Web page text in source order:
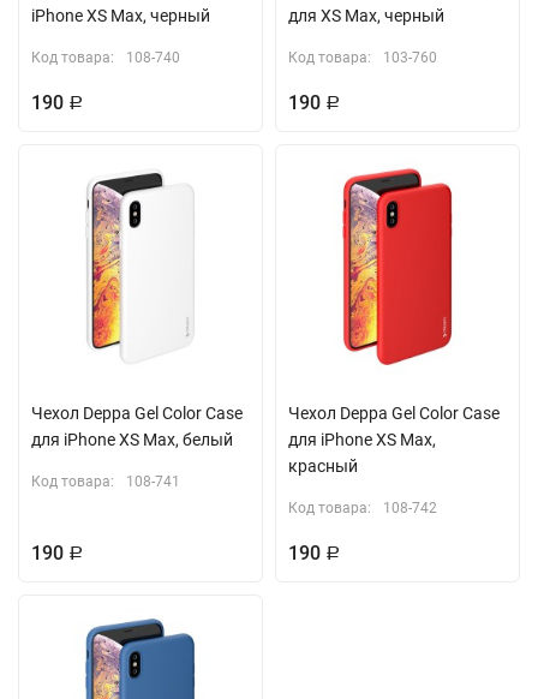
iPhone XS Max, черный
Код товара: 108-740
190 Р
для XS Max, черный
Код товара: 103-760
190 Р
Чехол Deppa Gel Color Case
для iPhone XS Max, белый
Код товара: 108-741
190 Р
Чехол Deppa Gel Color Case
для iPhone XS Max,
красный
Код товара: 108-742
190 Р